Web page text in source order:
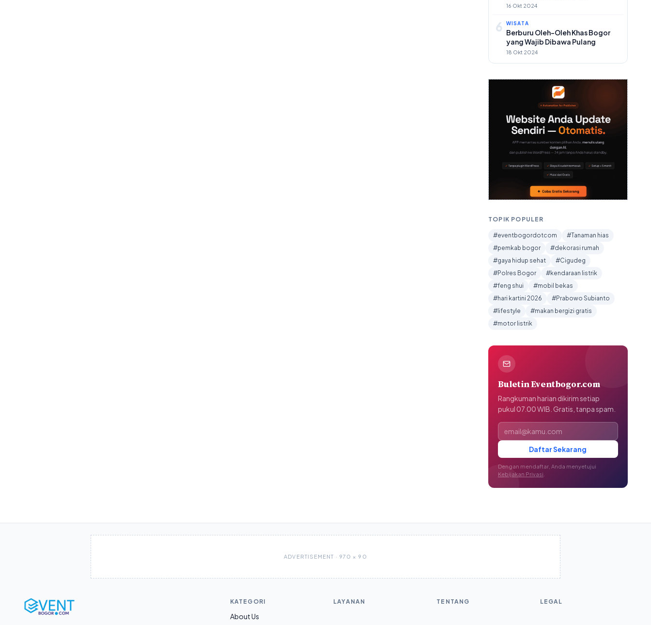
16 Okt 2024
6 WISATA
Berburu Oleh-Oleh Khas Bogor
yang Wajib Dibawa Pulang
18 Okt 2024
TOPIK POPULER
#eventbogordotcom
#Tanaman hias
#pemkab bogor
#dekorasi rumah
#gaya hidup sehat
#Cigudeg
#Polres Bogor
#kendaraan listrik
#feng shui
#mobil bekas
#hari kartini 2026
#Prabowo Subianto
#lifestyle
#makan bergizi gratis
#motor listrik
Buletin Eventbogor.com
Rangkuman harian dikirim setiap
pukul 07.00 WIB. Gratis, tanpa spam.
Alamat email
Daftar Sekarang
Dengan mendaftar, Anda menyetujui
Kebijakan Privasi
ADVERTISEMENT · 970 × 90
KATEGORI
About Us
LAYANAN TENTANG LEGAL